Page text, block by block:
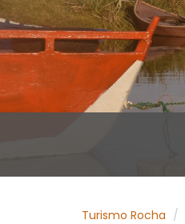
Turismo Rocha